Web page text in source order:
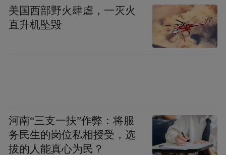
规上企业81家，辐射核心工业产值约150亿
元。全市已形成北仑、宁海和前湾新区三大
医疗器械产业集聚园区，累计培育上市公司4
“特别声明：以上作品内容(包括在内的视频、图片或音
频)为凤凰网旗下自媒体平台“大风号”用户上传并发
布，本平台仅提供信息存储空间服务。
美国西部野火肆虐，一灭火
直升机坠毁
河南“三支一扶”作弊：将服
务民生的岗位私相授受，选
拔的人能真心为民？